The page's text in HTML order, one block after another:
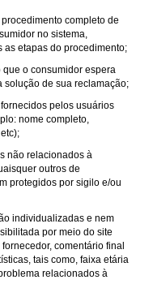
completo de
no sistema,
as etapas do procedimento;
o consumidor espera
solução de sua reclamação;
pelos usuários
nome completo,
não relacionados à
outros de
protegidos por sigilo e/ou
individualizadas e nem
por meio do site
comentário final
tais como, faixa etária
relacionados à